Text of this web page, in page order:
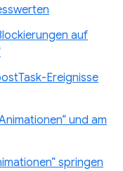
auf
Ereignisse
und am
springen